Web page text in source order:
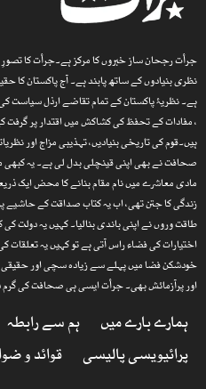
جرأت رجحان ساز خبروں کا مرکز ہے۔جرأت کا
نظری بنیادوں کے ساتھ پابند ہے۔ آج پاکستان کا
ہے۔ نظریۂ پاکستان کے تمام تقاضے ارذل
، مفادات کے تحفظ کی کشاکش میں اقتدار پر گرفت
ہیں۔قوم کی تاریخی بنیادیں، تہذیبی مزاج اور
صحافت نے بھی اپنی قینچلی بدل لی ہے۔ یہ کبھی
مادی معاشرے میں نام مقام بنانے کا محض ایک
زندگی کا جتن تھی، اب یہ کتاب صداقت کے
طاقت وروں نے اپنی باندی بنالیا۔ کہیں یہ دولت
اختیارات کی فضاء راس آتی ہے تو کہیں یہ
خودشکن فضا میں پہلے سے زیادہ سچی اور
اور پرآزمائش بھی۔ جرأت ایسی ہی صحافت کی
ہمارے بارے میں ہم سے رابطہ
پرائیویسی پالیسی
قوائد و